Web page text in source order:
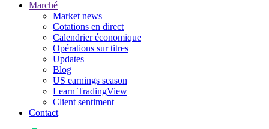
Marché
Market news
Cotations en direct
Calendrier économique
Opérations sur titres
Updates
Blog
US earnings season
Learn TradingView
Client sentiment
Contact